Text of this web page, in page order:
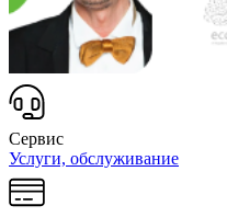
Сервис
Услуги, обслуживание